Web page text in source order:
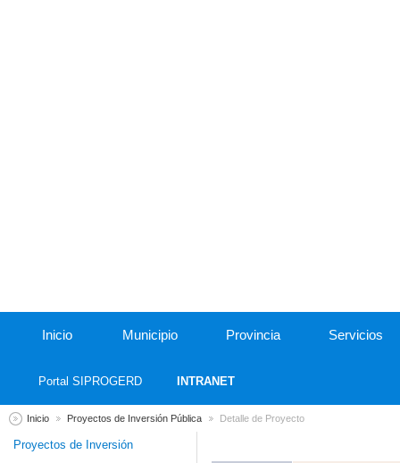
Inicio Municipio Provincia Servicios
Portal SIPROGERD INTRANET
Inicio Proyectos de Inversión Pública Detalle de Proyecto
Proyectos de Inversión